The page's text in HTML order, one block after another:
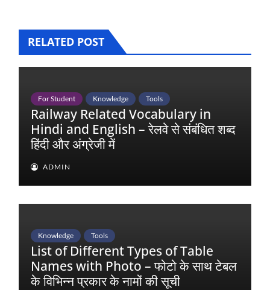
RELATED POST
For Student Knowledge Tools
Railway Related Vocabulary in
Hindi and English – रेलवे से संबंधित शब्द
हिंदी और अंग्रेजी में
ADMIN
Knowledge Tools
List of Different Types of Table
Names with Photo – फोटो के साथ टेबल
के विभिन्न प्रकार के नामों की सूची